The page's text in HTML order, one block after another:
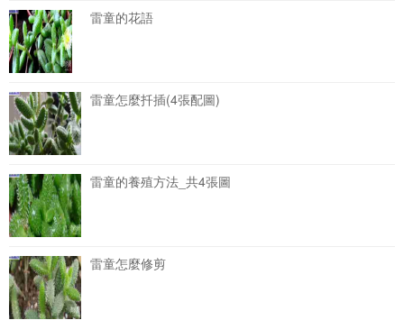
雷童的花語
雷童怎麼扦插(4張配圖)
雷童的養殖方法_共4張圖
雷童怎麼修剪